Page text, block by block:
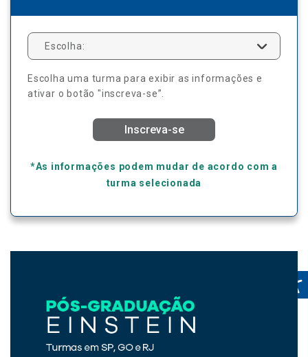
Escolha:
Escolha uma turma para exibir as informações e
ativar o botão "inscreva-se”.
Inscreva-se
*As informações podem mudar de acordo com a
turma selecionada